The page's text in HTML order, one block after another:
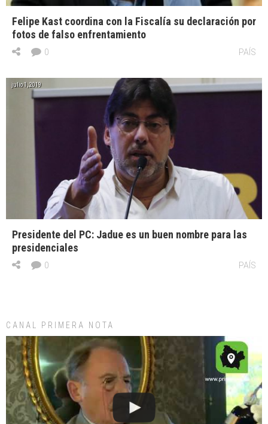
Felipe Kast coordina con la Fiscalía su declaración por
fotos de falso enfrentamiento
PAÍS
0
julio 1, 2019
Presidente del PC: Jadue es un buen nombre para las
presidenciales
PAÍS
0
CANAL PRIMERA NOTA